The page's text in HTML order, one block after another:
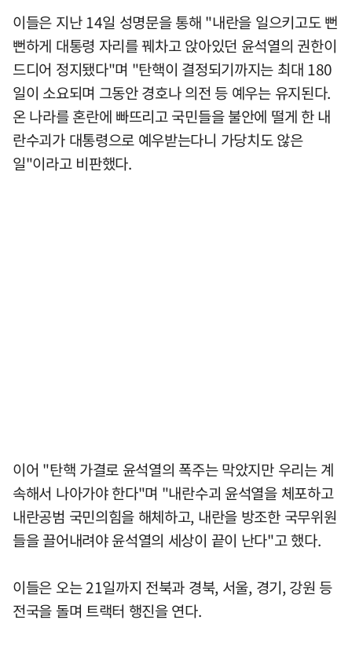
이들은 지난 14일 성명문을 통해 "내란을 일으키고도 뻔
뻔하게 대통령 자리를 꿰차고 앉아있던 윤석열의 권한이
드디어 정지됐다"며 "탄핵이 결정되기까지는 최대 180
일이 소요되며 그동안 경호나 의전 등 예우는 유지된다.
온 나라를 혼란에 빠뜨리고 국민들을 불안에 떨게 한 내
란수괴가 대통령으로 예우받는다니 가당치도 않은
일"이라고 비판했다.
이어 "탄핵 가결로 윤석열의 폭주는 막았지만 우리는 계
속해서 나아가야 한다"며 "내란수괴 윤석열을 체포하고
내란공범 국민의힘을 해체하고, 내란을 방조한 국무위원
들을 끌어내려야 윤석열의 세상이 끝이 난다"고 했다.
이들은 오는 21일까지 전북과 경북, 서울, 경기, 강원 등
전국을 돌며 트랙터 행진을 연다.